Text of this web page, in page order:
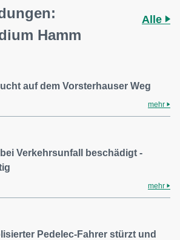
Hamm
Alle
auf dem Vorsterhauser Weg
mehr
bei Verkehrsunfall beschädigt -
mehr
Pedelec-Fahrer stürzt und